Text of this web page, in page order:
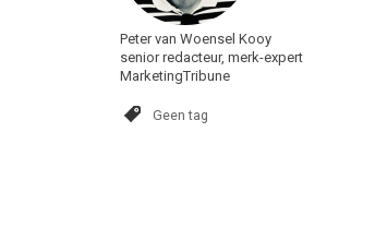
Peter van Woensel Kooy
senior redacteur, merk-expert
MarketingTribune
Geen tag